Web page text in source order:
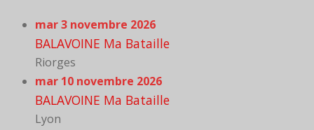
mar 3 novembre 2026
BALAVOINE Ma Bataille
Riorges
mar 10 novembre 2026
BALAVOINE Ma Bataille
Lyon